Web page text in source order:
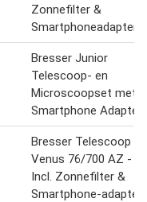
Zonnefilter &
Smartphoneadapter
Bresser Junior
Telescoop- en
Microscoopset met
Smartphone Adapter
Bresser Telescoop -
Venus 76/700 AZ -
Incl. Zonnefilter &
Smartphone-adapter